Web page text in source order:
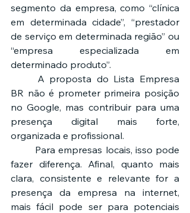
segmento da empresa, como “clínica
em determinada cidade”, “prestador
de serviço em determinada região” ou
“empresa especializada em
determinado produto”.
BR não é prometer primeira posição
no Google, mas contribuir para uma
presença digital mais forte,
organizada e profissional.
fazer diferença. Afinal, quanto mais
clara, consistente e relevante for a
presença da empresa na internet,
mais fácil pode ser para potenciais